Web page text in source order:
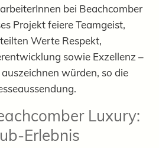
bei Beachcomber
Projekt feiere Teamgeist,
Werte Respekt,
sowie Exzellenz –
würden, so die
Luxury:
Erlebnis